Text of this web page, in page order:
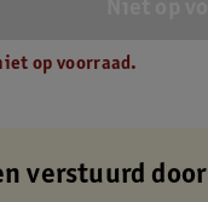
op voorraad.
verstuurd door